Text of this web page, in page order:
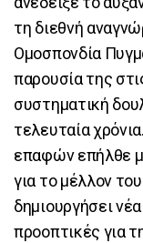
τη διεθνή
Ομοσπονδία
παρουσία της
συστηματική
τελευταία
επαφών επήλθε
για το μέλλον
δημιουργήσει
προοπτικές για